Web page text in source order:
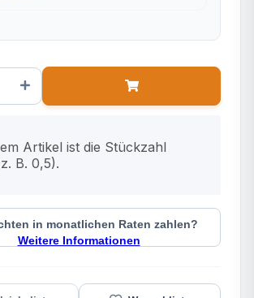
Artikel ist die Stückzahl
B. 0,5).
in monatlichen Raten zahlen?
Weitere Informationen